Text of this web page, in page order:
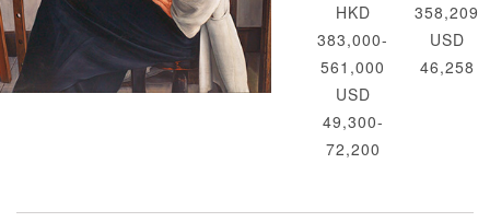
HKD
383,000-
561,000
USD
49,300-
72,200
358,209
USD
46,258